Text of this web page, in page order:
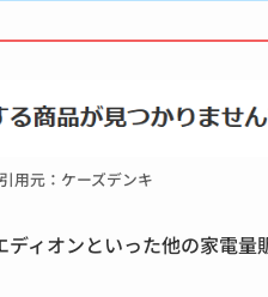
引用元：ケーズデンキ
ィオンといった他の家電